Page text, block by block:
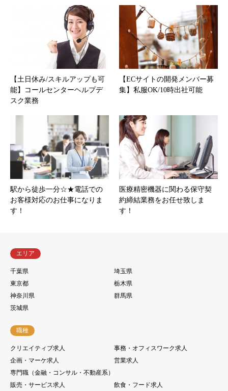
【土日休み/スキルアップも可
能】コールセンターヘルプデ
スク業務
【ECサイトの開発メンバー募
集】私服OK/10時出社可能
駅から徒歩一分☆★電話での
お客様対応のお仕事になりま
す！
医療精密機器に関わる保守契
約締結業務をお任せ致しま
す！
エリア
千葉県
埼玉県
東京都
栃木県
神奈川県
群馬県
茨城県
職種
クリエイティブ求人
事務・オフィスワーク求人
企画・マーケ求人
営業求人
専門職（金融・コンサル・不動産系）
販売・サービス求人
飲食・フード求人